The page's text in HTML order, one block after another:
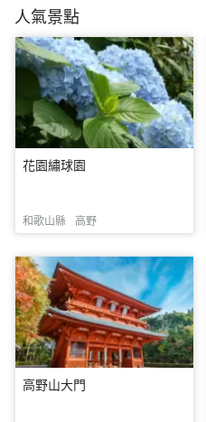
人氣景點
花園繡球園
和歌山縣 高野
高野山大門